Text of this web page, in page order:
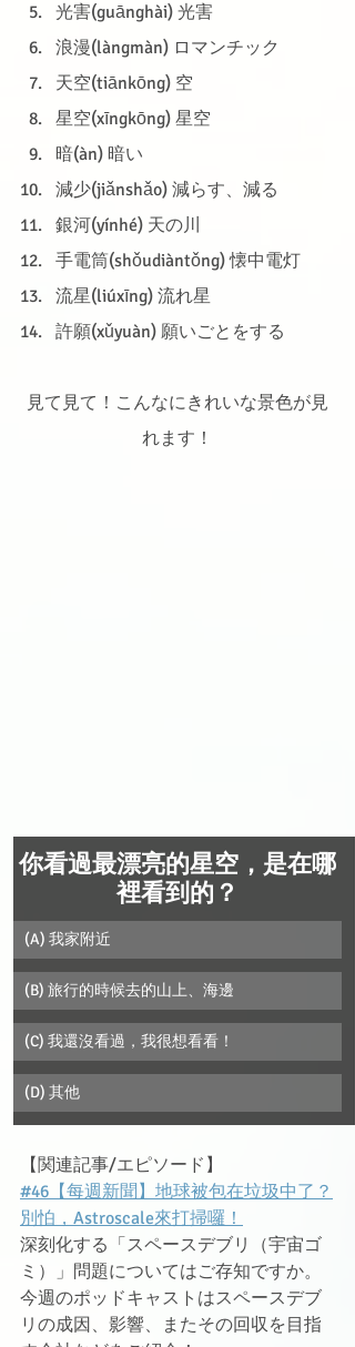
光害(guānghài) 光害
浪漫(làngmàn) ロマンチック
天空(tiānkōng) 空
星空(xīngkōng) 星空
暗(àn) 暗い
減少(jiǎnshǎo) 減らす、減る
銀河(yínhé) 天の川
手電筒(shǒudiàntǒng) 懐中電灯
流星(liúxīng) 流れ星
許願(xǔyuàn) 願いごとをする
見て見て！こんなにきれいな景色が見
れます！
你看過最漂亮的星空，是在哪
裡看到的？
(A) 我家附近
(B) 旅行的時候去的山上、海邊
(C) 我還沒看過，我很想看看！
(D) 其他
【関連記事/エピソード】
#46【每週新聞】地球被包在垃圾中了？
別怕，Astroscale來打掃囉！
深刻化する「スペースデブリ（宇宙ゴ
ミ）」問題についてはご存知ですか。
今週のポッドキャストはスペースデブ
リの成因、影響、またその回収を目指